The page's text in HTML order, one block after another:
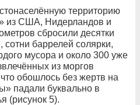
территорию
из США, Нидерландов и
сбросили десятки
сотни баррелей солярки,
мусора и около 300 уже
из моргов
обошлось без жертв на
падали буквально в
(рисунок 5).